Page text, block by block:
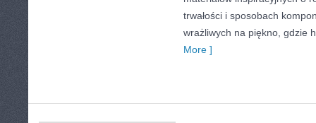
trwałości i sposobach
wrażliwych na piękno, gdzie
More ]